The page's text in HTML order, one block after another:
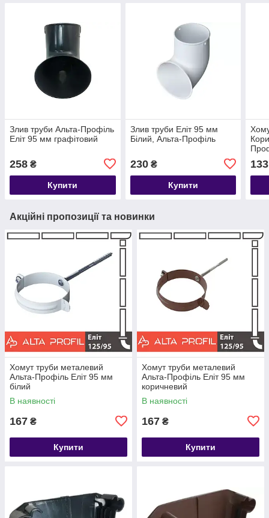
Злив труби Альта-Профіль
Еліт 95 мм графітовий
258 ₴
Купити
Злив труби Еліт 95 мм
Білий, Альта-Профіль
230₴
Купити
133
Акційні пропозиції та новинки
Хомут труби металевий
Альта-Профіль Еліт 95 мм
білий
В наявності
167 ₴
Купити
Хомут труби металевий
Альта-Профіль Еліт 95 мм
коричневий
В наявності
167 ₴
Купити